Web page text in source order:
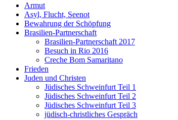
Armut
Asyl, Flucht, Seenot
Bewahrung der Schöpfung
Brasilien-Partnerschaft
Brasilien-Partnerschaft 2017
Besuch in Rio 2016
Creche Bom Samaritano
Frieden
Juden und Christen
Jüdisches Schweinfurt Teil 1
Jüdisches Schweinfurt Teil 2
Jüdisches Schweinfurt Teil 3
jüdisch-christliches Gespräch